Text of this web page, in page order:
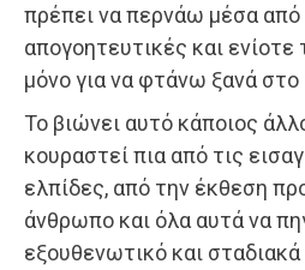
πρέπει να περνάω μέσα από
απογοητευτικές και ενίοτε
μόνο για να φτάνω ξανά στο
Το βιώνει αυτό κάποιος
κουραστεί πια από τις
ελπίδες, από την έκθεση
άνθρωπο και όλα αυτά να
εξουθενωτικό και